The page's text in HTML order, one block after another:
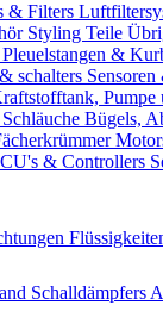
& Filters
Styling Teile
Pleuelstangen &
schalters
Pumpe
Bügels,
& Controllers
Schalldämpfers